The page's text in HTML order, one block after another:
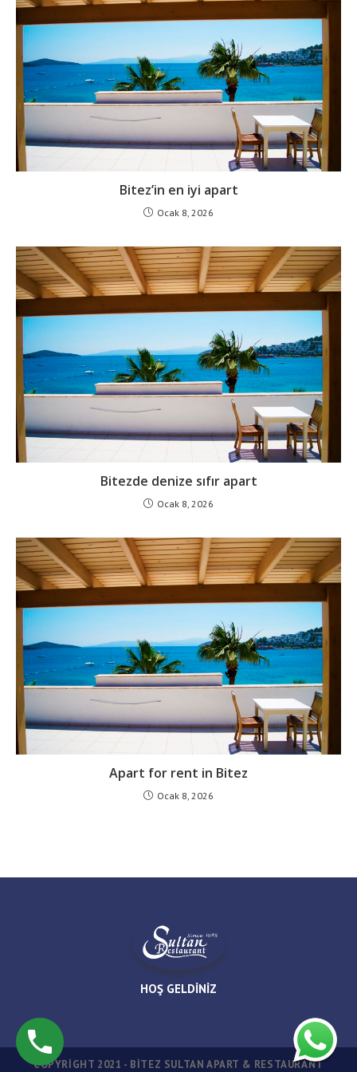
Bitez’in en iyi apart
Ocak 8, 2026
Bitezde denize sıfır apart
Ocak 8, 2026
Apart for rent in Bitez
Ocak 8, 2026
HOŞ GELDİNİZ
COPYRIGHT 2021 - BİTEZ SULTAN APART & RESTAURANT